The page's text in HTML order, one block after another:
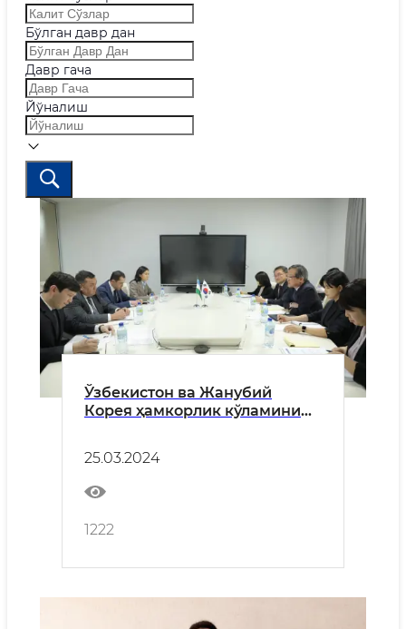
Бўлган давр дан
Давр гача
Йўналиш
Ўзбекистон ва Жанубий
Корея ҳамкорлик кўламини
25.03.2024
1222